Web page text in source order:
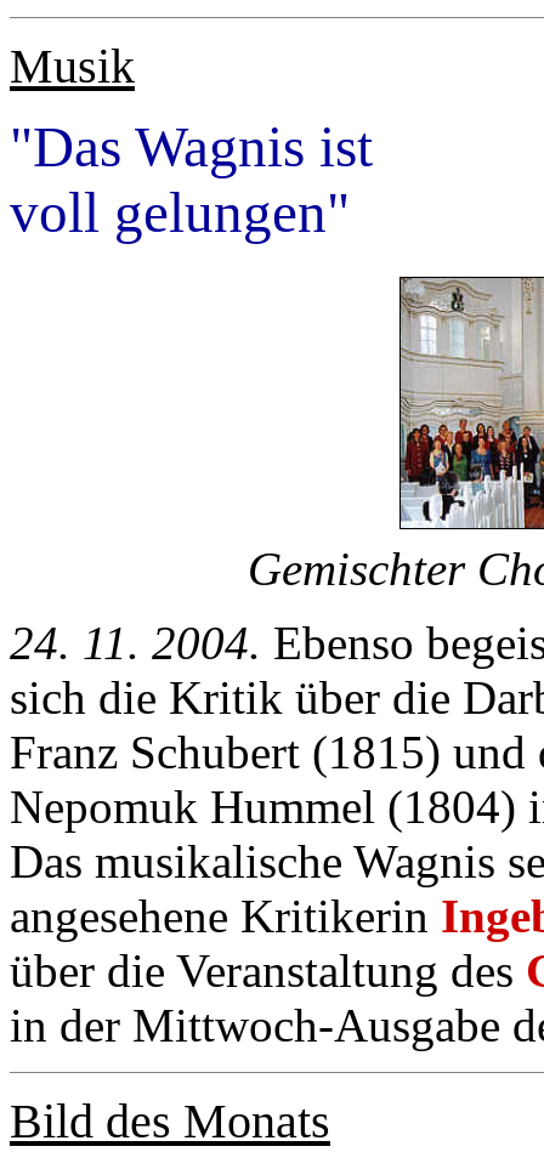
Musik
"Das Wagnis ist
voll gelungen"
Gemischter
24. 11. 2004. Ebenso
sich die Kritik über die
Franz Schubert (1815)
Nepomuk Hummel (1804)
Das musikalische Wagnis
angesehene Kritikerin
über die Veranstaltung des
in der Mittwoch-Ausgabe
Bild des Monats